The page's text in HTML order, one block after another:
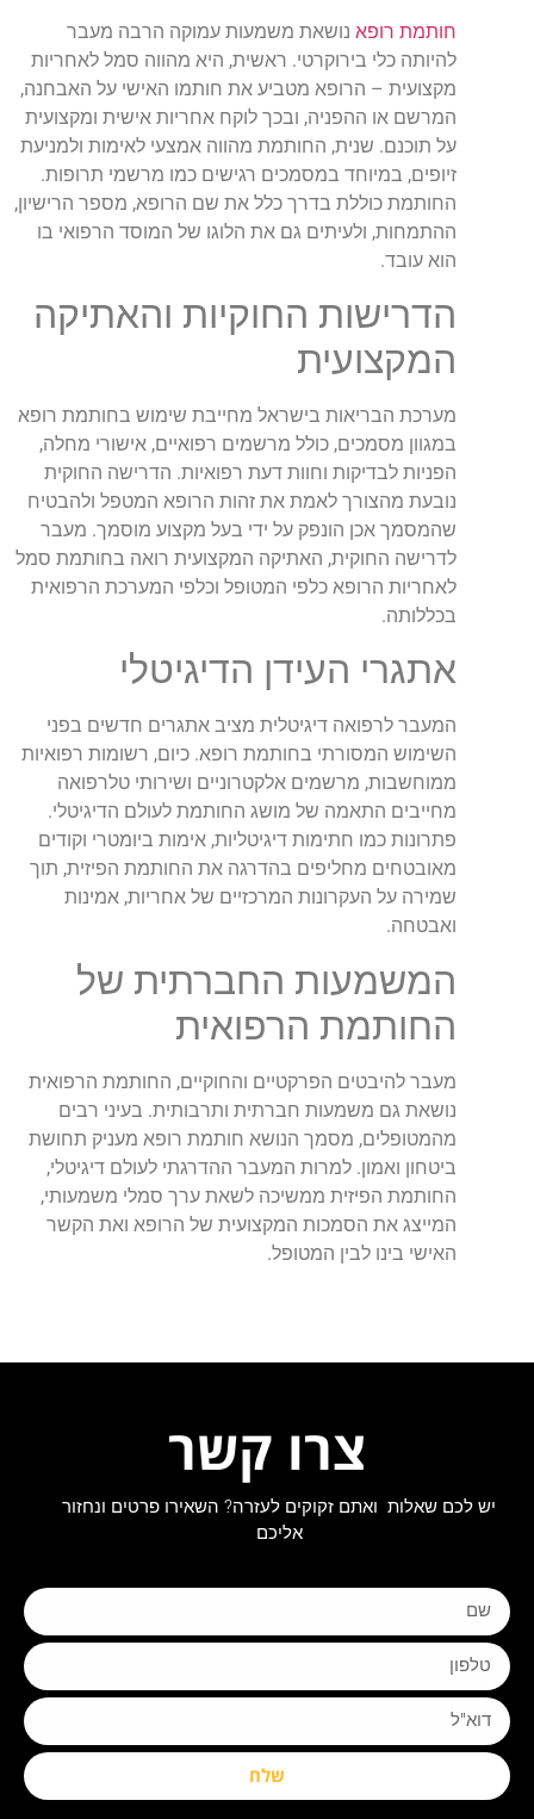
חותמת רופא נושאת משמעות עמוקה הרבה מעבר
להיותה כלי בירוקרטי. ראשית, היא מהווה סמל לאחריות
מקצועית – הרופא מטביע את חותמו האישי על האבחנה,
המרשם או ההפניה, ובכך לוקח אחריות אישית ומקצועית
על תוכנם. שנית, החותמת מהווה אמצעי לאימות ולמניעת
זיופים, במיוחד במסמכים רגישים כמו מרשמי תרופות.
החותמת כוללת בדרך כלל את שם הרופא, מספר הרישיון,
ההתמחות, ולעיתים גם את הלוגו של המוסד הרפואי בו
הוא עובד.
הדרישות החוקיות והאתיקה
המקצועית
מערכת הבריאות בישראל מחייבת שימוש בחותמת רופא
במגוון מסמכים, כולל מרשמים רפואיים, אישורי מחלה,
הפניות לבדיקות וחוות דעת רפואיות. הדרישה החוקית
נובעת מהצורך לאמת את זהות הרופא המטפל ולהבטיח
שהמסמך אכן הונפק על ידי בעל מקצוע מוסמך. מעבר
לדרישה החוקית, האתיקה המקצועית רואה בחותמת סמל
לאחריות הרופא כלפי המטופל וכלפי המערכת הרפואית
בכללותה.
אתגרי העידן הדיגיטלי
המעבר לרפואה דיגיטלית מציב אתגרים חדשים בפני
השימוש המסורתי בחותמת רופא. כיום, רשומות רפואיות
ממוחשבות, מרשמים אלקטרוניים ושירותי טלרפואה
מחייבים התאמה של מושג החותמת לעולם הדיגיטלי.
פתרונות כמו חתימות דיגיטליות, אימות ביומטרי וקודים
מאובטחים מחליפים בהדרגה את החותמת הפיזית, תוך
שמירה על העקרונות המרכזיים של אחריות, אמינות
ואבטחה.
המשמעות החברתית של
החותמת הרפואית
מעבר להיבטים הפרקטיים והחוקיים, החותמת הרפואית
נושאת גם משמעות חברתית ותרבותית. בעיני רבים
מהמטופלים, מסמך הנושא חותמת רופא מעניק תחושת
ביטחון ואמון. למרות המעבר ההדרגתי לעולם דיגיטלי,
החותמת הפיזית ממשיכה לשאת ערך סמלי משמעותי,
המייצג את הסמכות המקצועית של הרופא ואת הקשר
האישי בינו לבין המטופל.
צרו קשר
יש לכם שאלות ואתם זקוקים לעזרה? השאירו פרטים ונחזור
אליכם
שלח